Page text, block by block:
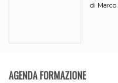
di
AGENDA FORMAZIONE